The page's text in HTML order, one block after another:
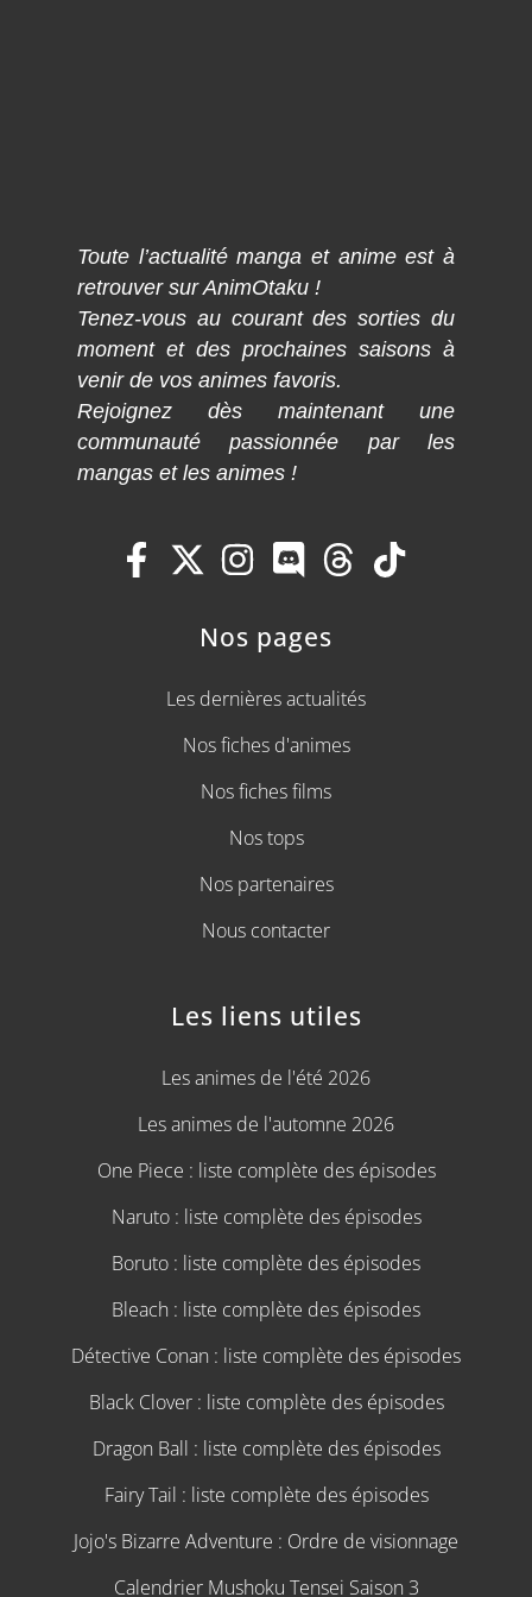
Toute l’actualité manga et anime est à
retrouver sur AnimOtaku !
Tenez-vous au courant des sorties du
moment et des prochaines saisons à
venir de vos animes favoris.
Rejoignez dès maintenant une
communauté passionnée par les
mangas et les animes !
Nos pages
Les dernières actualités
Nos fiches d'animes
Nos fiches films
Nos tops
Nos partenaires
Nous contacter
Les liens utiles
Les animes de l'été 2026
Les animes de l'automne 2026
One Piece : liste complète des épisodes
Naruto : liste complète des épisodes
Boruto : liste complète des épisodes
Bleach : liste complète des épisodes
Détective Conan : liste complète des épisodes
Black Clover : liste complète des épisodes
Dragon Ball : liste complète des épisodes
Fairy Tail : liste complète des épisodes
Jojo's Bizarre Adventure : Ordre de visionnage
Calendrier Mushoku Tensei Saison 3